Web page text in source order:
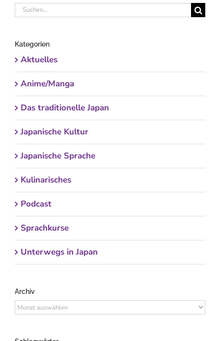
Suche
Kategorien
Aktuelles
Anime/Manga
Das traditionelle Japan
Japanische Kultur
Japanische Sprache
Kulinarisches
Podcast
Sprachkurse
Unterwegs in Japan
Archiv
Archiv